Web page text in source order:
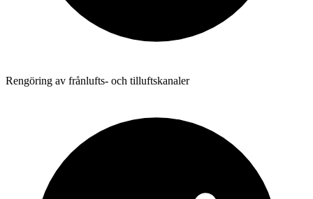
Rengöring av frånlufts- och tilluftskanaler